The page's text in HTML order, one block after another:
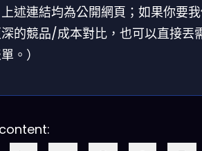
上述連結均為公開網頁；如果你要
的競品/成本對比，也可以直接丟
。）